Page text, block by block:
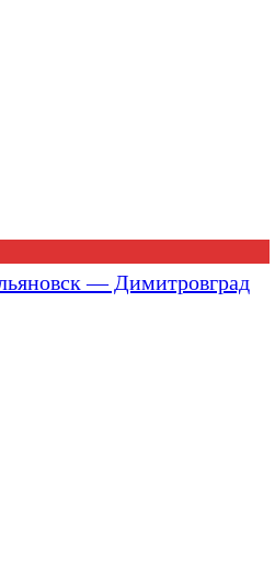
— Димитровград